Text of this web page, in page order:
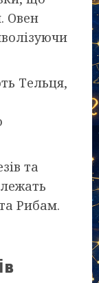
Овен
Тельця,
та
Рибам.